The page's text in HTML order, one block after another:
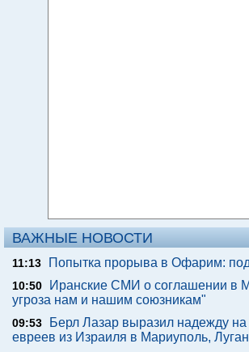
ВАЖНЫЕ НОВОСТИ
11:13 Попытка прорыва в Офарим:
10:50
Иранские СМИ о соглашении в
угроза нам и нашим союзникам"
09:53
Берл Лазар выразил надежду
евреев из Израиля в Мариуполь,